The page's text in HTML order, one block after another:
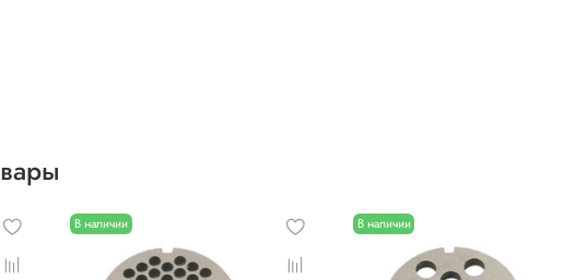
В наличии В наличии